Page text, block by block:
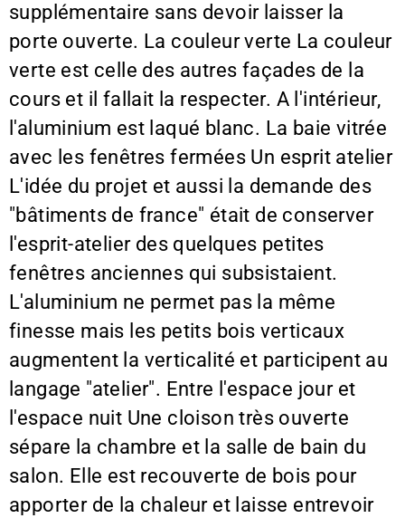
supplémentaire sans devoir laisser la
porte ouverte. La couleur verte La couleur
verte est celle des autres façades de la
cours et il fallait la respecter. A l'intérieur,
l'aluminium est laqué blanc. La baie vitrée
avec les fenêtres fermées Un esprit atelier
L'idée du projet et aussi la demande des
"bâtiments de france" était de conserver
l'esprit-atelier des quelques petites
fenêtres anciennes qui subsistaient.
L'aluminium ne permet pas la même
finesse mais les petits bois verticaux
augmentent la verticalité et participent au
langage "atelier". Entre l'espace jour et
l'espace nuit Une cloison très ouverte
sépare la chambre et la salle de bain du
salon. Elle est recouverte de bois pour
apporter de la chaleur et laisse entrevoir